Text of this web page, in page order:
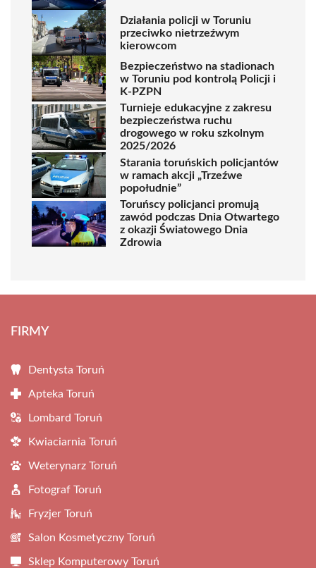
Działania policji w Toruniu
przeciwko nietrzeźwym
kierowcom
Bezpieczeństwo na stadionach
w Toruniu pod kontrolą Policji i
K-PZPN
Turnieje edukacyjne z zakresu
bezpieczeństwa ruchu
drogowego w roku szkolnym
2025/2026
Starania toruńskich policjantów
w ramach akcji „Trzeźwe
popołudnie”
Toruńscy policjanci promują
zawód podczas Dnia Otwartego
z okazji Światowego Dnia
Zdrowia
FIRMY
Dentysta Toruń
Apteka Toruń
Lombard Toruń
Kwiaciarnia Toruń
Weterynarz Toruń
Fotograf Toruń
Fryzjer Toruń
Salon Kosmetyczny Toruń
Sklep Komputerowy Toruń